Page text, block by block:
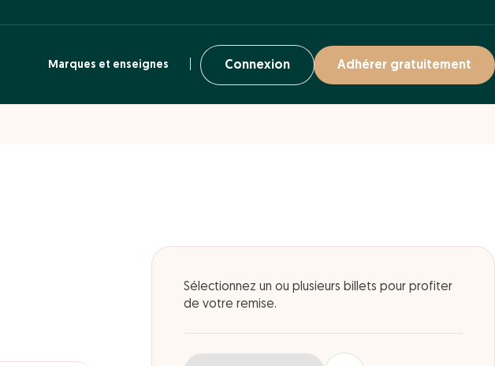
Marques et enseignes Connexion Adhérer gratuitement
Sélectionnez un ou plusieurs billets pour profiter
de votre remise.